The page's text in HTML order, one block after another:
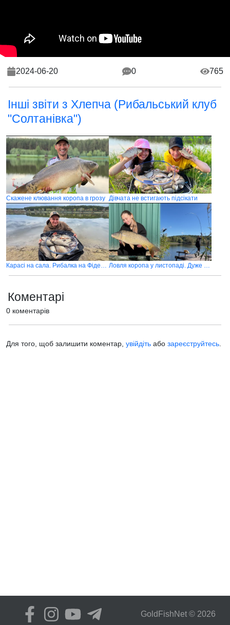
2024-06-20 0 765
Інші звіти з Хлепча (Рибальський клуб
"Солтанівка")
Скажене клювання коропа в грозу Дівчата не встигають підсікати
Карасі на сала. Рибалка на Фідер проти Флет-фідера Ловля коропа у листопаді. Дуже порадували маленькі коропчуки.
Коментарі
0 коментарів
Для того, щоб залишити коментар, увійдіть або зареєструйтесь
GoldFіshNet © 2026